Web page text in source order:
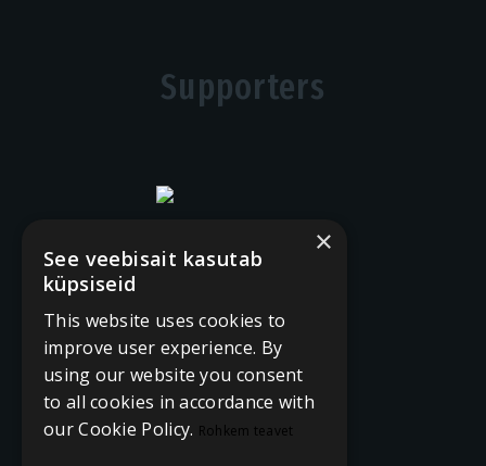
Supporters
×
See veebisait kasutab
küpsiseid
This website uses cookies to
improve user experience. By
using our website you consent
to all cookies in accordance with
our Cookie Policy. Rohkem teavet